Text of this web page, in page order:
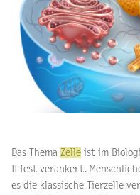
Das Thema Zelle ist im
II fest verankert.
es die klassische Tierzelle